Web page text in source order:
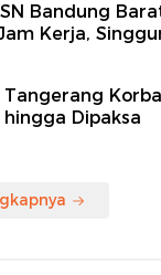
Bandung
Kerja,
Dipaksa